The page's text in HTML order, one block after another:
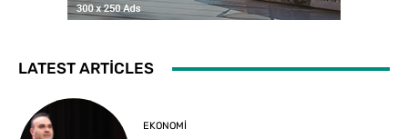
LATEST ARTICLES
EKONOMI